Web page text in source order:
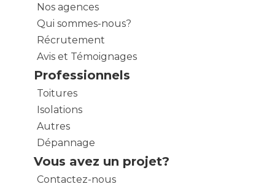
Nos agences
Qui sommes-nous?
Récrutement
Avis et Témoignages
Professionnels
Toitures
Isolations
Autres
Dépannage
Vous avez un projet?
Contactez-nous